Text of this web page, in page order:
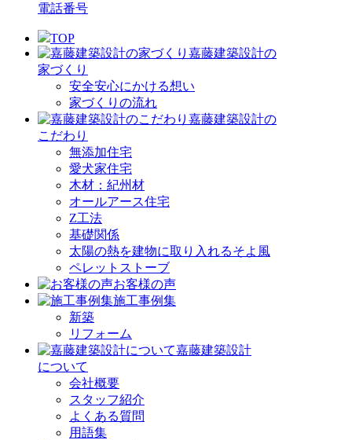
電話番号
TOP
嘉藤建築設計の
家づくり
安全安心にかける想い
家づくりの流れ
嘉藤建築設計の
こだわり
無添加住宅
愛犬家住宅
木材：紀州材
オールアース住宅
Z工法
基礎関係
太陽の熱を建物に取り入れるそよ風
ペレットストーブ
お客様の声
施工事例集
新築
リフォーム
嘉藤建築設計
について
会社概要
スタッフ紹介
よくある質問
用語集